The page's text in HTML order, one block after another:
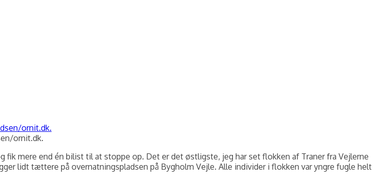
ornit.dk.
fik mere end én bilist til at stoppe op. Det er det østligste, jeg har set flokken af Traner fra Vejlerne
lidt tættere på overnatningspladsen på Bygholm Vejle. Alle individer i flokken var yngre fugle helt